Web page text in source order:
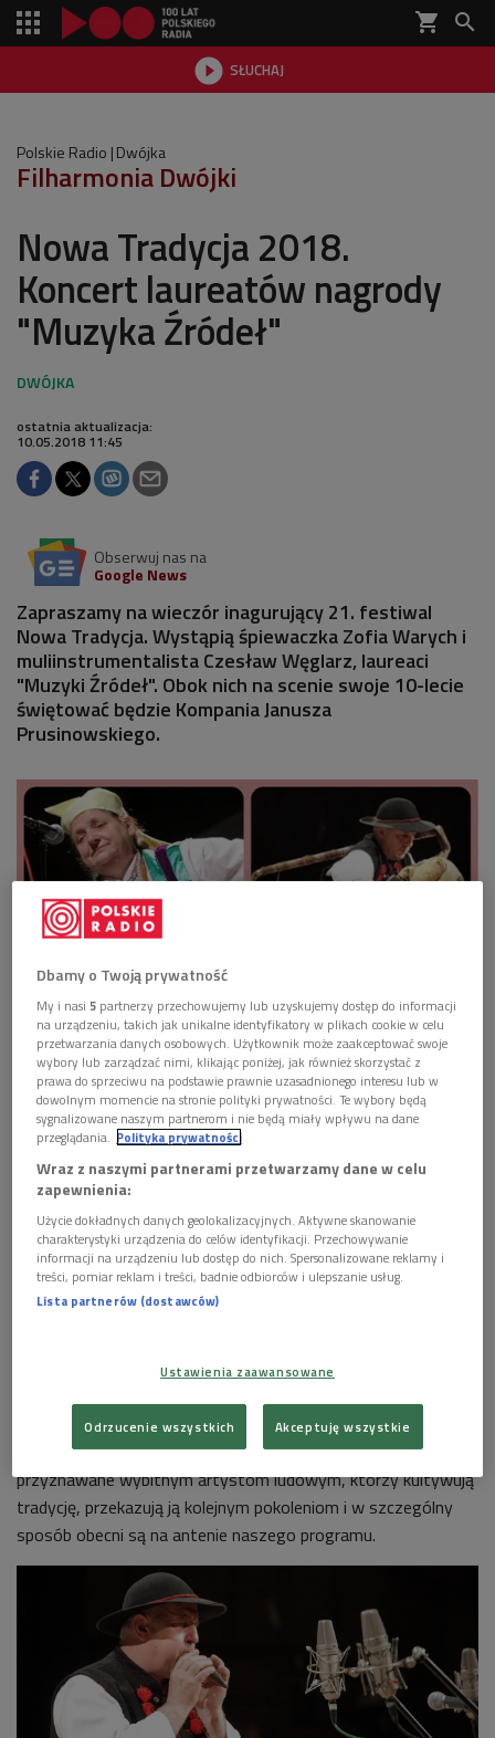
shopping_cart 
 SŁUCHAJ

Polskie Radio Dwójka
Filharmonia Dwójki
Nowa Tradycja 2018.
Koncert laureatów nagrody
"Muzyka Źródeł"
ostatnia aktualizacja:
10.05.2018 11:45
Obserwuj nas na
Google News
Zapraszamy na wieczór inagurujący 21. festiwal
Nowa Tradycja. Wystąpią śpiewaczka Zofia Warych i
muliinstrumentalista Czesław Węglarz, laureaci
"Muzyki Źródeł". Obok nich na scenie swoje 10-lecie
świętować będzie Kompania Janusza
Prusinowskiego.
Zofia Warych i Czesław Węglarz Foto: Grzegorz Śledź/PR2
Podczas koncertu wStudiu Koncertowym PR. im. Witolda
Lutosławskiegowręczone zostaną nagrody"Muzyka Źródeł"
przyznawane wybitnym artystom ludowym, którzy kultywują
tradycję, przekazują ją kolejnym pokoleniom i w szczególny
sposób obecni są na antenie naszego programu.
Dbamy o Twoją prywatność
My i nasi5 partnerzy przechowujemy lub uzyskujemy dostęp do informacji
na urządzeniu, takich jak unikalne identyfikatory w plikach cookie w celu
przetwarzania danych osobowych. Użytkownik może zaakceptować swoje
wybory lub zarządzać nimi, klikając poniżej, jak również skorzystać z
prawa do sprzeciwu na podstawie prawnie uzasadnionego interesu lub w
dowolnym momencie na stronie polityki prywatności. Te wybory będą
sygnalizowane naszym partnerom i nie będą miały wpływu na dane
przeglądania. Polityka prywatności
Wraz z naszymi partnerami przetwarzamy dane w celu
zapewnienia:
Użycie dokładnych danych geolokalizacyjnych. Aktywne skanowanie
charakterystyki urządzenia do celów identyfikacji. Przechowywanie
informacji na urządzeniu lub dostęp do nich. Spersonalizowane reklamy i
treści, pomiar reklam i treści, badnie odbiorców i ulepszanie usług.
Lista partnerów (dostawców)
Ustawienia zaawansowane
Odrzucenie wszystkich Akceptuję wszystkie